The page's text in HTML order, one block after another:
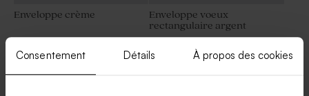
Consentement Détails À propos des cookies
Enveloppe crème
Enveloppe voeux
rectangulaire argent
Voir toute la collection Enveloppe